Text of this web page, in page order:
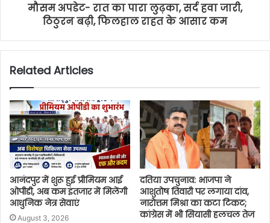
मौसम अपडेट- रात का पारा लुढ़का, सर्द हवा जारी,
ठिठुरन बढ़ी, फिलहाल राहत के आसार कम
Related Articles
आनंदपुर में शुरू हुई प्रीमियम आई
ओपीडी, अब कम इंतजार में मिलेंगी
आधुनिक नेत्र सेवाएं
August 3, 2026
दतिया उपचुनाव: भाजपा ने
आशुतोष तिवारी पर लगाया दांव,
नारोत्तम मिश्रा का कटा टिकट;
कांग्रेस में भी सियासी हलचल तेज